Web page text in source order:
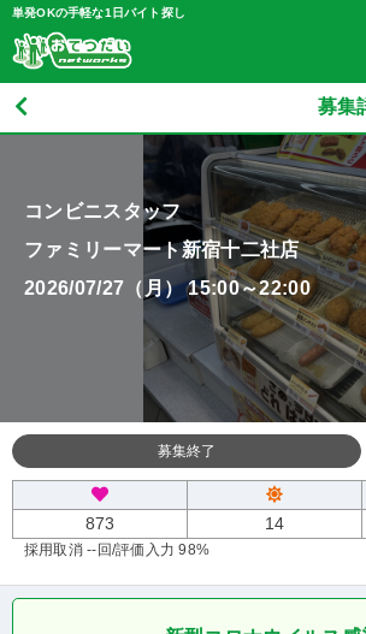
単発OKの手軽な1日バイト探し
募集
コンビニスタッフ
ファミリーマート新宿十二社店
2026/07/27（月） 15:00～22:00
募集終了
873 14
採用取消 --回/評価入力 98%